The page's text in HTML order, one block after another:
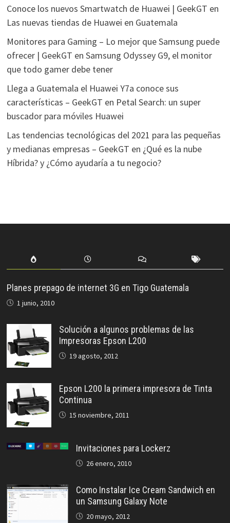
Conoce los nuevos Smartwatch de Huawei | GeekGT en
Las nuevas tiendas de Huawei en Guatemala
Monitores para Gaming – Lo mejor que Samsung puede
ofrecer | GeekGT en Samsung Odyssey G9, el monitor
que todo gamer debe tener
Llega a Guatemala el Huawei Y7a conoce sus
características – GeekGT en Petal Search: un super
buscador para móviles Huawei
Las tendencias tecnológicas del 2021 para las pequeñas
y medianas empresas – GeekGT en ¿Qué es la nube
Híbrida? y ¿Cómo ayudaría a tu negocio?
Planes prepago de internet 3G en Tigo Guatemala
1 junio, 2010
Solución a algunos problemas de las
Impresoras Epson L200
19 agosto, 2012
Epson L200 la primera impresora de Tinta
Continua
15 noviembre, 2011
Invitaciones para Lockerz
26 enero, 2010
Como Instalar Ice Cream Sandwich en
un Samsung Galaxy Note
20 mayo, 2012